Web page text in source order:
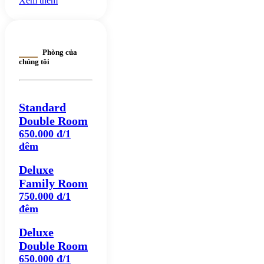
Phòng của
chúng tôi
Standard
Double Room
650.000 đ/1
đêm
Deluxe
Family Room
750.000 đ/1
đêm
Deluxe
Double Room
650.000 đ/1